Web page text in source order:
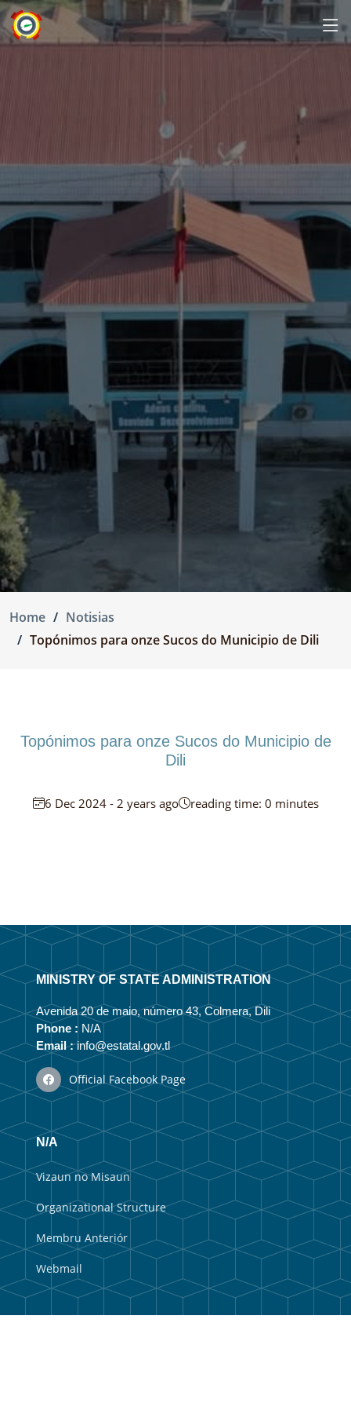
Home
Notisias
Topónimos para onze Sucos do Municipio de Dili
Topónimos para onze Sucos do Municipio de
Dili
6 Dec 2024 - 2 years ago reading time: 0 minutes
MINISTRY OF STATE ADMINISTRATION
Avenida 20 de maio, número 43, Colmera, Dili
Phone : N/A
Email :info@estatal.gov.tl
Official Facebook Page
N/A
Vizaun no Misaun
Organizational Structure
Membru Anteriór
Webmail